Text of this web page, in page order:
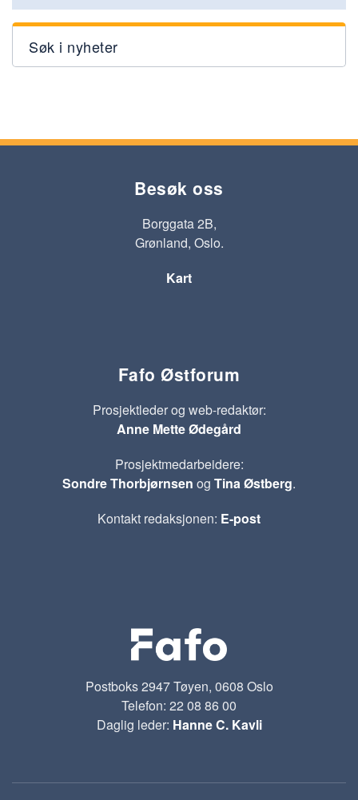
Søk i nyheter
Besøk oss
Borggata 2B,
Grønland, Oslo.
Kart
Fafo Østforum
Prosjektleder og web-redaktør:
Anne Mette Ødegård
Prosjektmedarbeidere:
Sondre Thorbjørnsen og Tina Østberg.
Kontakt redaksjonen: E-post
Postboks 2947 Tøyen, 0608 Oslo
Telefon: 22 08 86 00
Daglig leder: Hanne C. Kavli